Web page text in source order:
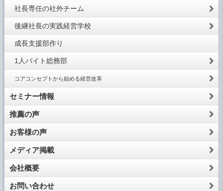
社長専任の社外チーム
後継社長の実践経営学校
成長支援部作り
1人バイト総務部
コアコンセプトから始める経営改革
セミナー情報
推薦の声
お客様の声
メディア掲載
会社概要
お問い合わせ